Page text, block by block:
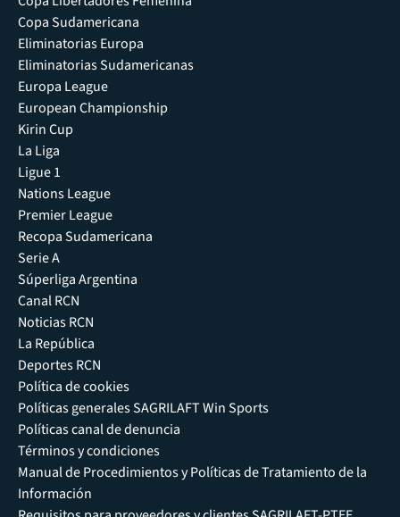
Copa Sudamericana
Eliminatorias Europa
Eliminatorias Sudamericanas
Europa League
European Championship
Kirin Cup
La Liga
Ligue 1
Nations League
Premier League
Recopa Sudamericana
Serie A
Súperliga Argentina
Canal RCN
Noticias RCN
La República
Deportes RCN
Política de cookies
Políticas generales SAGRILAFT Win Sports
Políticas canal de denuncia
Términos y condiciones
Manual de Procedimientos y Políticas de Tratamiento de la
Información